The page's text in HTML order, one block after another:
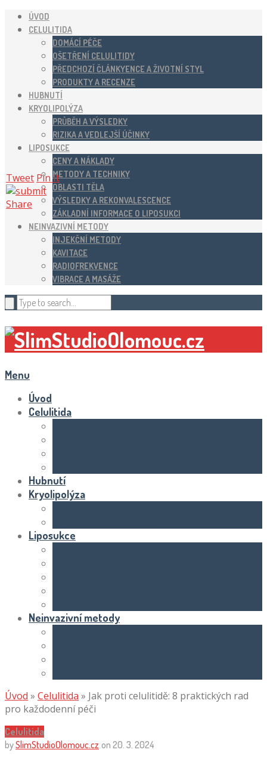
ÚVOD
CELULITIDA
DOMÁCÍ PÉČE
OŠETŘENÍ CELULITIDY
PŘEDCHOZÍ ČLÁNKYENCE A ŽIVOTNÍ STYL
PRODUKTY A RECENZE
HUBNUTÍ
KRYOLIPOLÝZA
PRŮBĚH A VÝSLEDKY
RIZIKA A VEDLEJŠÍ ÚČINKY
LIPOSUKCE
CENY A NÁKLADY
METODY A TECHNIKY
OBLASTI TĚLA
VÝSLEDKY A REKONVALESCENCE
ZÁKLADNÍ INFORMACE O LIPOSUKCI
NEINVAZIVNÍ METODY
INJEKČNÍ METODY
KAVITACE
RADIOFREKVENCE
VIBRACE A MASÁŽE
Menu
Úvod
Celulitida
Hubnutí
Kryolipolýza
Liposukce
Neinvazivní metody
Úvod » Celulitida » Jak proti celulitidě: 8 praktických rad
pro každodenní péči
Celulitida
bySlimStudioOlomouc.cz on 20. 3. 2024
Tweet Pin It
Share